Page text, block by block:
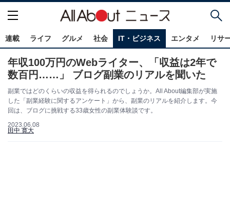
連載 ライフ グルメ 社会 IT・ビジネス エンタメ リサ
年収100万円のWebライター、「収益は2年で
数百円……」 ブログ副業のリアルを聞いた
副業ではどのくらいの収益を得られるのでしょうか。All About編集部が実施
した「副業経験に関するアンケート」から、副業のリアルを紹介します。今
回は、ブログに挑戦する33歳女性の副業体験談です。
2023.06.08
田中 寛大